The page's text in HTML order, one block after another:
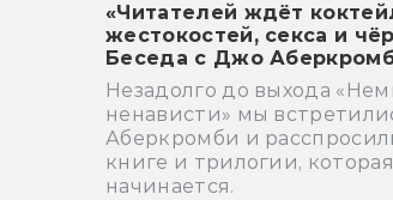
«Читателей ждёт
жестокостей, секса и
Беседа c Джо
Незадолго до выхода
ненависти» мы
Аберкромби и
книге и трилогии,
начинается.